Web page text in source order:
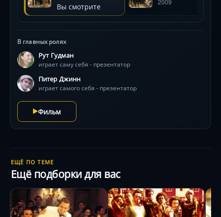
Вы смотрите
В главных ролях
Рут Гудман
играет саму себя - презентатор
Питер Джинн
играет самого себя - презентатор
Фильм
ЕЩЁ ПО ТЕМЕ
Ещё подборки для вас